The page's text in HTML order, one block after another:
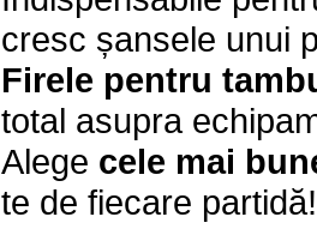
cresc șansele unui
Firele pentru
total asupra
Alege cele mai
te de fiecare partidă!